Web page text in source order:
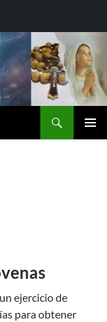
ejercicio de
para obtener